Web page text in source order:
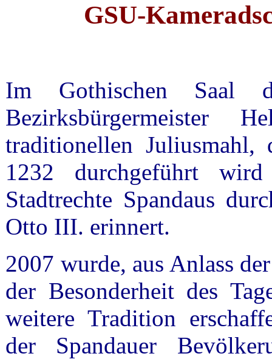
GSU-
Im Gothischen Saal
Bezirksbürgermeister
traditionellen
1232 durchgeführt
Stadtrechte Spandaus
Otto III. erinnert.
2007 wurde, aus Anlass
der Besonderheit des
weitere Tradition
der Spandauer